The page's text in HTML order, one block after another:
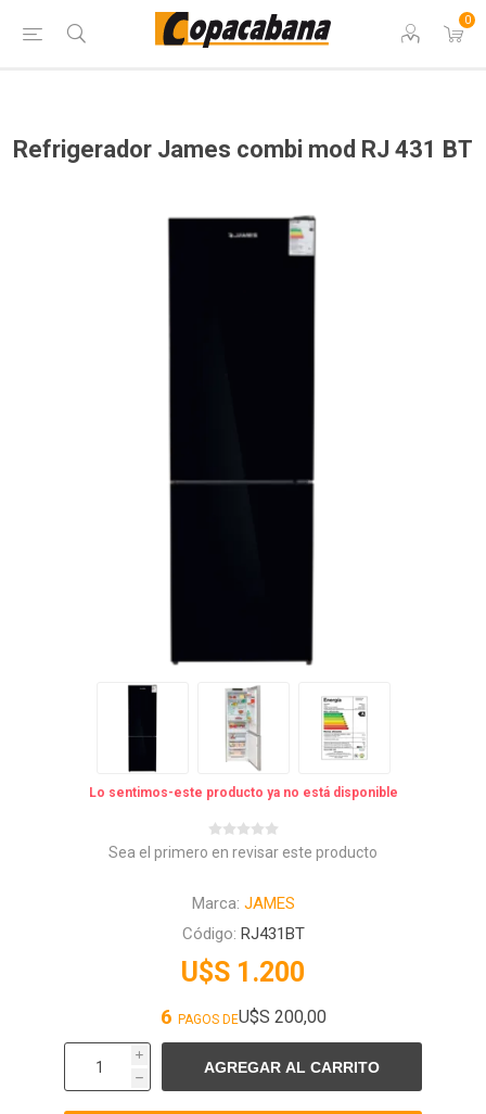
0
Refrigerador James combi mod RJ 431 BT
Lo sentimos-este producto ya no está disponible
Sea el primero en revisar este producto
Marca: JAMES
Código: RJ431BT
U$S 1.200
6 PAGOS DEU$S 200,00
i
h